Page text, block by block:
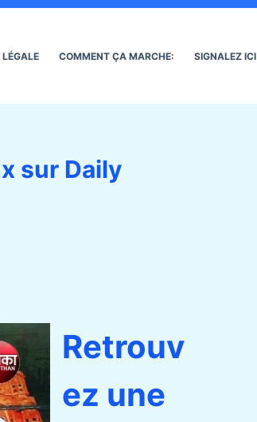
LÉGALE COMMENT ÇA MARCHE: SIGNALEZ ICI
sur Daily
Retrouv
ez une